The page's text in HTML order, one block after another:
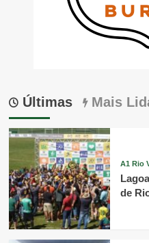
Últimas Mais
A1 Rio
de